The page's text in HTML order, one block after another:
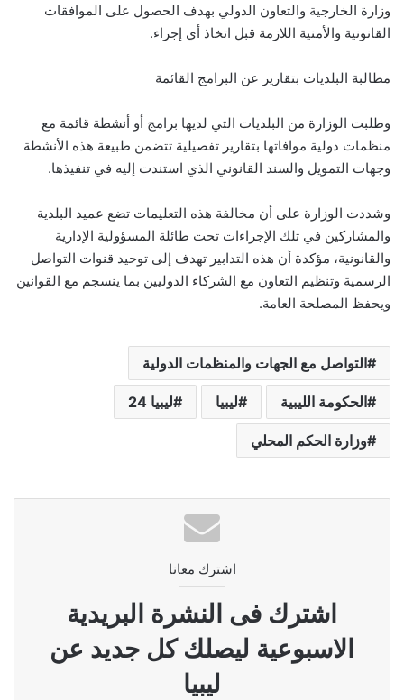
وزارة الخارجية والتعاون الدولي بهدف الحصول على الموافقات
القانونية والأمنية اللازمة قبل اتخاذ أي إجراء.
مطالبة البلديات بتقارير عن البرامج القائمة
وطلبت الوزارة من البلديات التي لديها برامج أو أنشطة قائمة مع
منظمات دولية موافاتها بتقارير تفصيلية تتضمن طبيعة هذه الأنشطة
وجهات التمويل والسند القانوني الذي استندت إليه في تنفيذها.
وشددت الوزارة على أن مخالفة هذه التعليمات تضع عميد البلدية
والمشاركين في تلك الإجراءات تحت طائلة المسؤولية الإدارية
والقانونية، مؤكدة أن هذه التدابير تهدف إلى توحيد قنوات التواصل
الرسمية وتنظيم التعاون مع الشركاء الدوليين بما ينسجم مع القوانين
ويحفظ المصلحة العامة.
التواصل مع الجهات والمنظمات الدولية
الحكومة الليبية ليبيا ليبيا 24
وزارة الحكم المحلي
اشترك معانا
اشترك فى النشرة البريدية
الاسبوعية ليصلك كل جديد عن
ليبيا